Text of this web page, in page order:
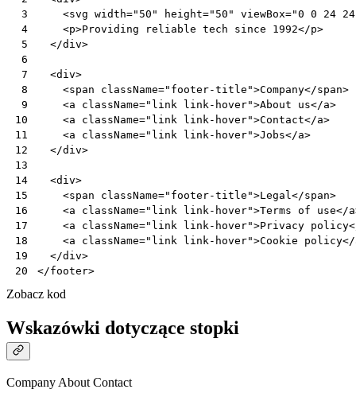
3
4
5
6
7
8
9
10
11
12
13
14
15
16
17
18
19
20
<svg width="50" height="50" viewBox="0 0 24
<p>Providing reliable tech since 1992</p>
</div>
<div>
<span className="footer-title">Company</span>
<a className="link link-hover">About us</a>
<a className="link link-hover">Contact</a>
<a className="link link-hover">Jobs</a>
</div>
<div>
<span className="footer-title">Legal </span>
<a className="link link-hover">Terms of use</a
<a className="link link-hover">Privacy policy
<a className="link link-hover">Cookie policy</
</div>
</footer>
Zobacz kod
Wskazówki dotyczące stopki
CompanyAbout Contact